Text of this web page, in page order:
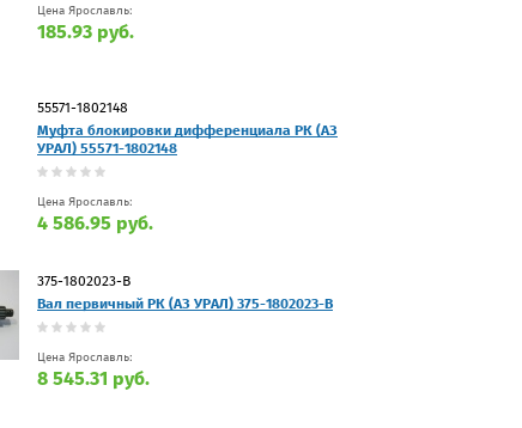
Цена Ярославль:
185.93 руб.
55571-1802148
Муфта блокировки дифференциала РК (АЗ
УРАЛ) 55571-1802148
Цена Ярославль:
4 586.95 руб.
375-1802023-В
Вал первичный РК (АЗ УРАЛ) 375-1802023-В
Цена Ярославль:
8 545.31 руб.